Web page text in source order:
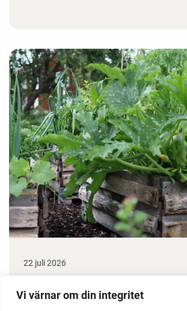
Vi värnar om din integritet
22 juli 2026